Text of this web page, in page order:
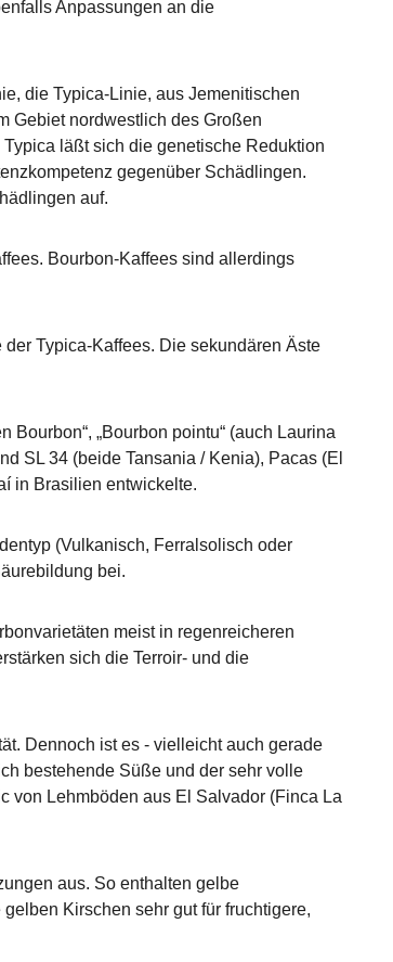
Anpassungen an die
die Typica-Linie, aus Jemenitischen
Gebiet nordwestlich des Großen
läßt sich die genetische Reduktion
gegenüber Schädlingen.
auf.
Bourbon-Kaffees sind allerdings
Typica-Kaffees. Die sekundären Äste
Bourbon“, „Bourbon pointu“ (auch Laurina
SL 34 (beide Tansania / Kenia), Pacas (El
in Brasilien entwickelte.
(Vulkanisch, Ferralsolisch oder
bei.
meist in regenreicheren
sich die Terroir- und die
Dennoch ist es - vielleicht auch gerade
bestehende Süße und der sehr volle
von Lehmböden aus El Salvador (Finca La
aus. So enthalten gelbe
Kirschen sehr gut für fruchtigere,